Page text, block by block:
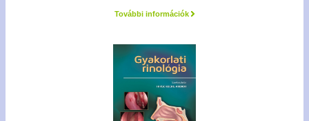
További információk